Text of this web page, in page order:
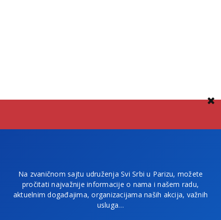
Na zvaničnom sajtu udruženja Svi Srbi u Parizu, možete
pročitati najvažnije informacije o nama i našem radu,
aktuelnim događajima, organizacijama naših akcija, važnih
usluga…